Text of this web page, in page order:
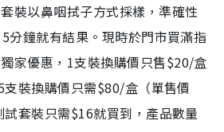
裝以鼻咽拭子方式採樣，準確性
分鐘就有結果。現時於門市買滿指
家優惠，1支裝換購價只售$20/盒
支裝換購價只需$80/盒（單售價
套裝只需$16就買到，產品數量